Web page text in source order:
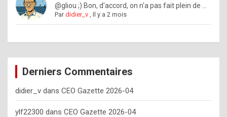
w
o
e
y
o
@gliou ;) Bon, d'accord, on n'a pas fait plein de ...
Pardidier_v ,Il y a 2 mois
Derniers Commentaires
didier_v dans CEO Gazette 2026-04
ylf22300 dans CEO Gazette 2026-04